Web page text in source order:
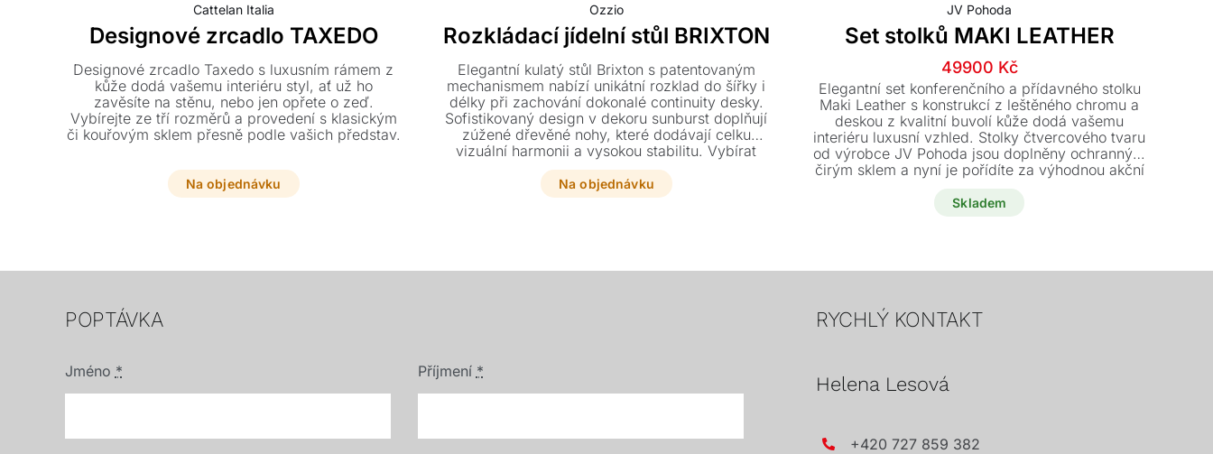
Cattelan Italia
Designové zrcadlo TAXEDO
Designové zrcadlo Taxedo s luxusním rámem z
kůže dodá vašemu interiéru styl, ať už ho
zavěsíte na stěnu, nebo jen opřete o zeď.
Vybírejte ze tří rozměrů a provedení s klasickým
či kouřovým sklem přesně podle vašich představ.
Na objednávku
Ozzio
Rozkládací jídelní stůl BRIXTON
Elegantní kulatý stůl Brixton s patentovaným
mechanismem nabízí unikátní rozklad do šířky i
délky při zachování dokonalé continuity desky.
Sofistikovaný design v dekoru sunburst doplňují
zúžené dřevěné nohy, které dodávají celku
vizuální harmonii a vysokou stabilitu. Vybírat
můžete z provedení v divokém nebo starobylém
dubu o základním průměru 130 cm.
Na objednávku
JV Pohoda
Set stolků MAKI LEATHER
Původní
cena
byla:
63980 Kč.
49900 Kč
Aktuální
cena
je:
49900 Kč.
Elegantní set konferenčního a přídavného stolku
Maki Leather s konstrukcí z leštěného chromu a
deskou z kvalitní buvolí kůže dodá vašemu
interiéru luxusní vzhled. Stolky čtvercového tvaru
od výrobce JV Pohoda jsou doplněny ochranným
čirým sklem a nyní je pořídíte za výhodnou akční
Skladem
POPTÁVKA
Jméno * Příjmení *
RYCHLÝ KONTAKT
Helena Lesová
+420 727 859 382